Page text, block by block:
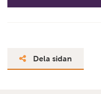
Dela sidan